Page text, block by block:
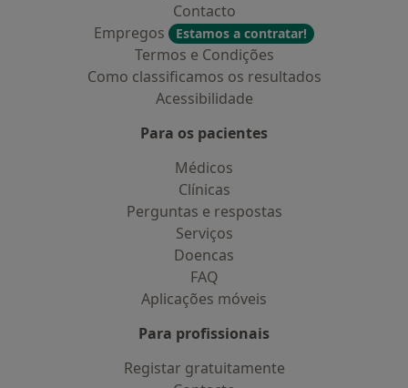
Contacto
Empregos
Estamos a contratar!
Termos e Condições
Como classificamos os resultados
Acessibilidade
Para os pacientes
Médicos
Clínicas
Perguntas e respostas
Serviços
Doencas
FAQ
Aplicações móveis
Para profissionais
Registar gratuitamente